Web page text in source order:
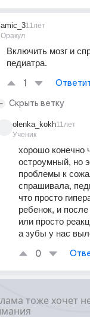
amic_3
Оракул
11лет
Включить мозг и
педиатра.
1
Скрыть ветку
olenka_kokh
Ученик
11лет
хорошо конечно
остроумный, но
проблемы к
спрашивала,
что просто
ребенок, и после
или просто
а зубы у нас
0